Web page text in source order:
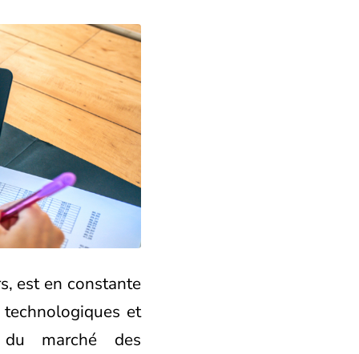
est en constante
et
du marché des